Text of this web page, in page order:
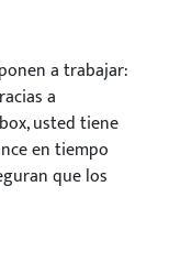
a trabajar:
a
usted tiene
en tiempo
que los